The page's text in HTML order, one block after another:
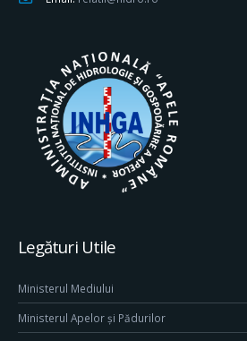
Legături Utile
Ministerul Mediului
Ministerul Apelor și Pădurilor